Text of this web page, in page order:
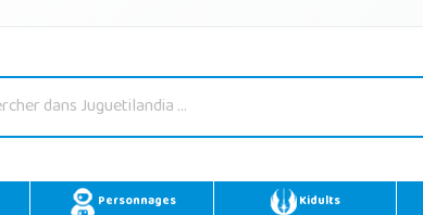
Personnages Kidults